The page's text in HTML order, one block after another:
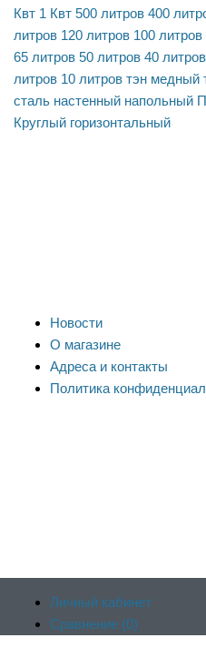
Квт 1 Квт 500 литров 400
литров 120 литров 100 литров
65 литров 50 литров 40 литров
литров 10 литров тэн медный
сталь настенный напольный
Круглый горизонтальный
Новости
О магазине
Адреса и контакты
Политика
Личный кабинет
Сравнение (0)